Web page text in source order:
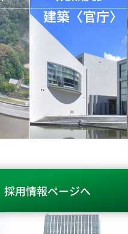
建築〈官庁〉
採用情報ページへ